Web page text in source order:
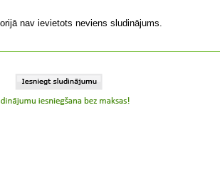
nav ievietots neviens sludinājums.